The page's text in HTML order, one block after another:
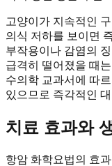
고양이가 지속적인
의식 저하를 보이면
부작용이나 감염의
급격히 떨어졌을 때
수의학 교과서에 따
있으므로 즉각적인
치료 효과와
항암 화학요법의 효